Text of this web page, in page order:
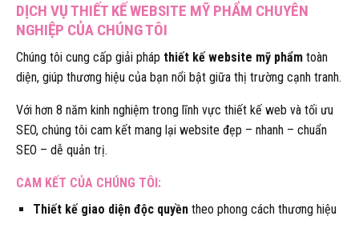
DỊCH VỤ THIẾT KẾ WEBSITE MỸ PHẨM CHUYÊN
NGHIỆP CỦA CHÚNG TÔI
Chúng tôi cung cấp giải pháp thiết kế website mỹ phẩm toàn
diện, giúp thương hiệu của bạn nổi bật giữa thị trường cạnh tranh.
Với hơn 8 năm kinh nghiệm trong lĩnh vực thiết kế web và tối ưu
SEO, chúng tôi cam kết mang lại website đẹp – nhanh – chuẩn
SEO – dễ quản trị.
CAM KẾT CỦA CHÚNG TÔI:
Thiết kế giao diện độc quyềntheo phong cách thương hiệu